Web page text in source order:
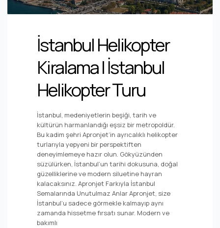
İstanbul Helikopter
Kiralama | İstanbul
Helikopter Turu
İstanbul, medeniyetlerin beşiği, tarih ve
kültürün harmanlandığı eşsiz bir metropoldür.
Bu kadim şehri Apronjet’in ayrıcalıklı helikopter
turlarıyla yepyeni bir perspektiften
deneyimlemeye hazır olun. Gökyüzünden
süzülürken, İstanbul’un tarihi dokusuna, doğal
güzelliklerine ve modern siluetine hayran
kalacaksınız. Apronjet Farkıyla İstanbul
Semalarında Unutulmaz Anlar Apronjet, size
İstanbul’u sadece görmekle kalmayıp aynı
zamanda hissetme fırsatı sunar. Modern ve
bakımlı